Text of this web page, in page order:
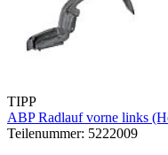
TIPP
ABP Radlauf vorne links
Teilenummer: 5222009